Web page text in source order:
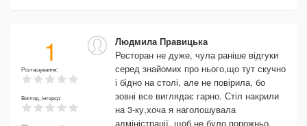
1
Розташування:
Вигляд, інтерєр:
Людмила Правицька
Ресторан не дуже, чула раніше відгуки
серед знайомих про нього,що тут скучно
і бідно на столі, але не повірила, бо
зовні все виглядає гарно. Стіл накрили
на 3-ку,хоча я наголошувала
адміністрації, щоб не було порожньо,